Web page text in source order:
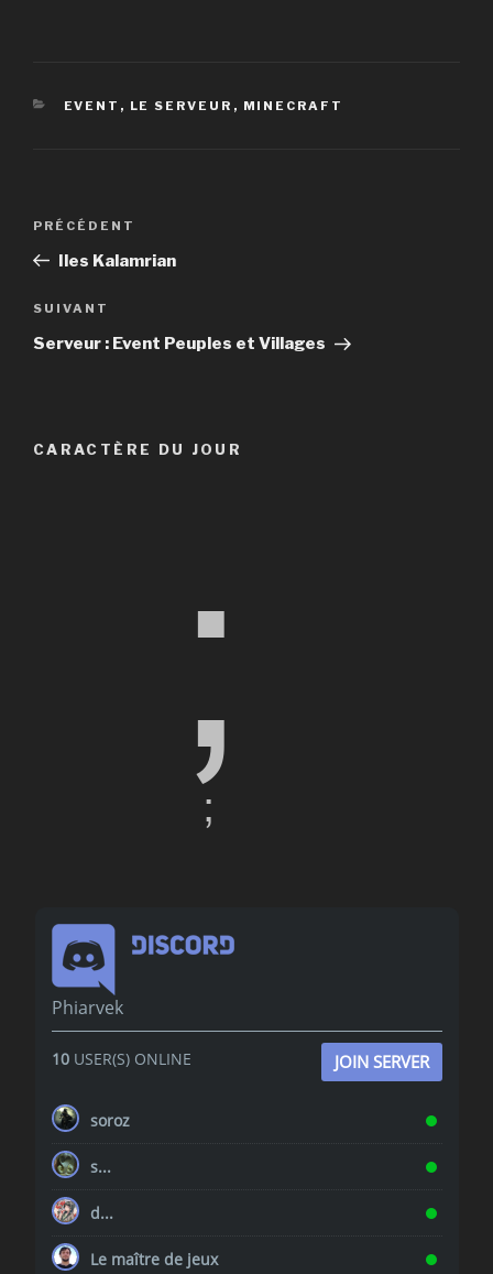
CATÉGORIES
EVENT , LE SERVEUR , MINECRAFT
Navigation
l’article
Article
précédent
PRÉCÉDENT
Iles Kalamrian
Article
suivant
SUIVANT
Serveur : Event Peuples et Villages
CARACTÈRE DU JOUR
Phiarvek
10USER(S) ONLINE JOIN SERVER
soroz
s...
d...
Le maître de jeux